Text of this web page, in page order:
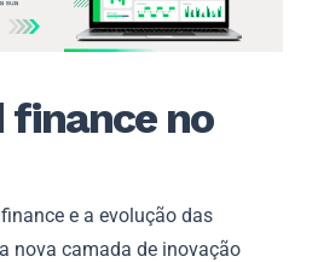
finance no
e a evolução das
nova camada de inovação